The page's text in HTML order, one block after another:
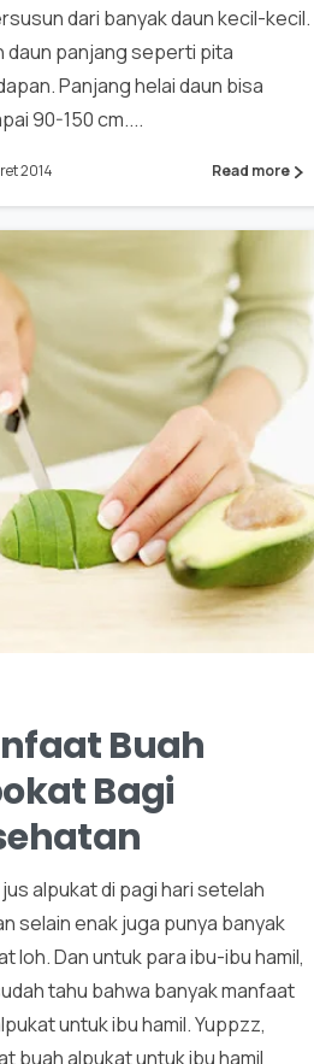
dari banyak daun kecil-kecil.
daun panjang seperti pita
Panjang helai daun bisa
90-150 cm....
2014 Read more
0
Buah
Bagi
alpukat di pagi hari setelah
selain enak juga punya banyak
loh. Dan untuk para ibu-ibu hamil,
tahu bahwa banyak manfaat
untuk ibu hamil. Yuppzz,
buah alpukat untuk ibu hamil